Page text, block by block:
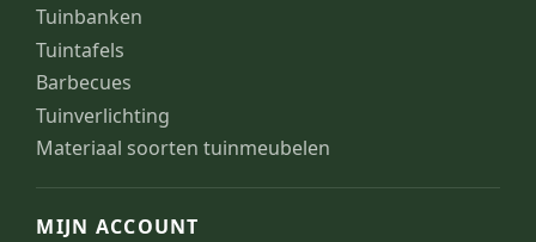
Tuinbanken
Tuintafels
Barbecues
Tuinverlichting
Materiaal soorten tuinmeubelen
MIJN ACCOUNT